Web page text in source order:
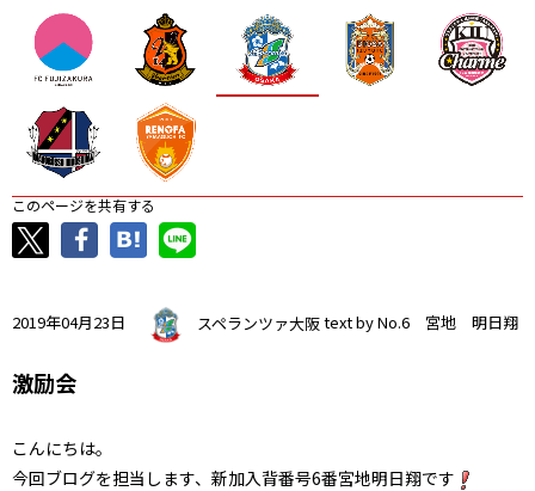
このページを共有する
2019年04月23日 スペランツァ大阪text by No.6 宮地 明日翔
激励会
こんにちは。
今回ブログを担当します、新加入背番号6番宮地明日翔です